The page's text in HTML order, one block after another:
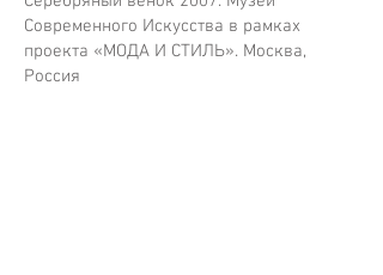
Современного Искусства в рамках
проекта «МОДА И СТИЛЬ». Москва,
Россия